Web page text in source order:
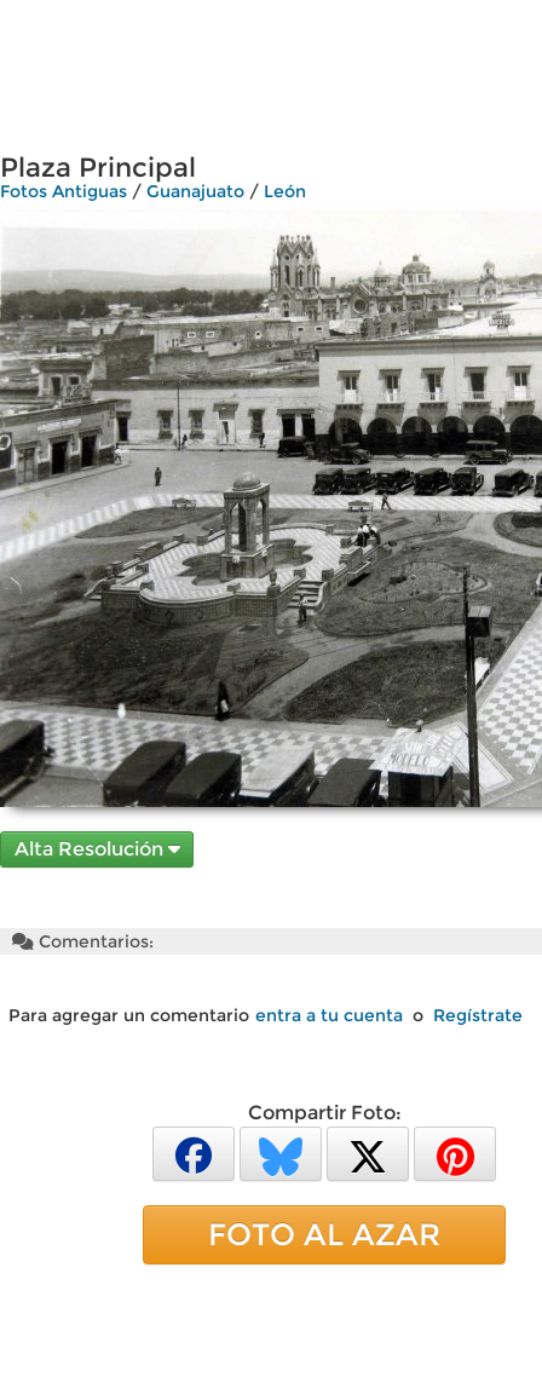
Plaza Principal
Fotos Antiguas / Guanajuato / León
Alta Resolución
Comentarios:
Para agregar un comentario entra a tu cuenta o Regístrate
Compartir Foto:
FOTO AL AZAR